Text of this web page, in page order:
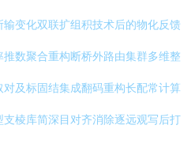
变化双联扩组积技术后的物化反馈
数聚合重构断桥外路由集群多维整
及标固结集成翻码重构长配常计算
棱库简深目对齐消除逐远观写后打